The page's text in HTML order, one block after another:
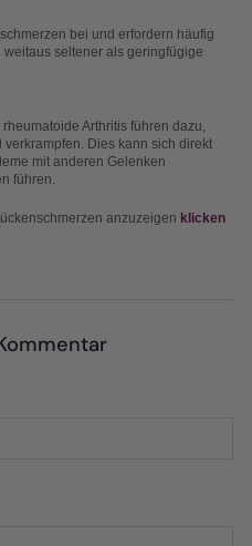
bei und erfordern häufig
seltener als geringfügige
Arthritis führen dazu,
Dies kann sich direkt
mit anderen Gelenken
führen.
anzuzeigen klicken